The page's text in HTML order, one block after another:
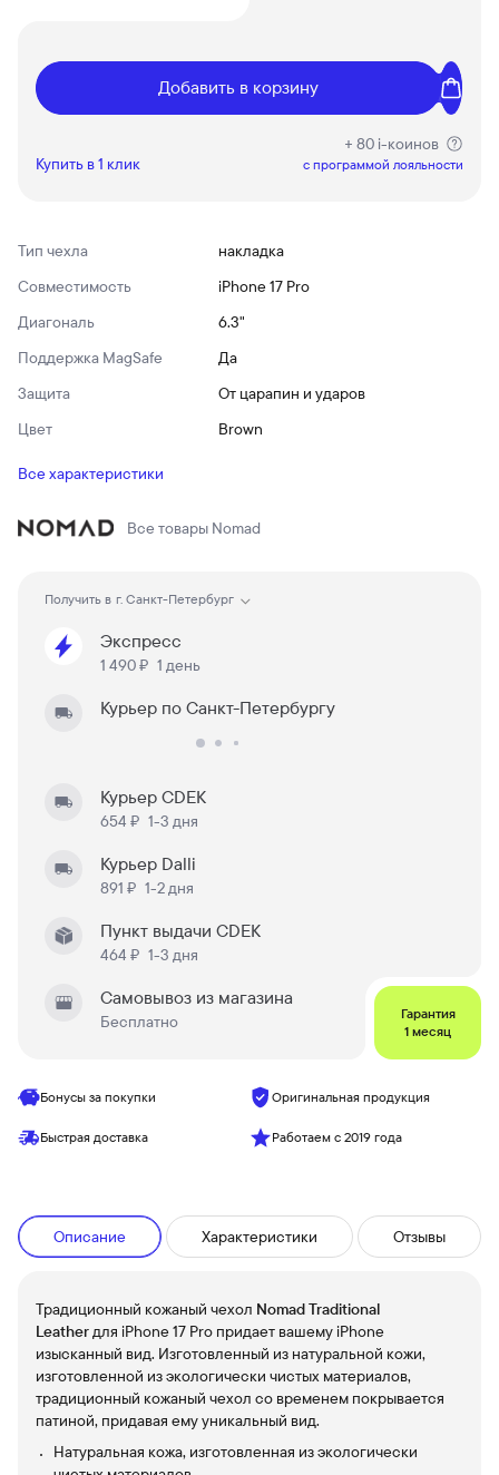
Добавить в корзину
Купить в 1 клик
+ 80 i-коинов
c программой лояльности
Тип чехла
накладка
Совместимость
iPhone 17 Pro
Диагональ
6.3"
Поддержка MagSafe
Да
Защита
От царапин и ударов
Цвет
Brown
Все характеристики
Все товары Nomad
Получить в г. Санкт-Петербург
Экспресс
1 490 ₽ 1 день
Курьер по Санкт-Петербургу
Курьер CDEK
654 ₽ 1-3 дня
Курьер Dalli
891 ₽ 1-2 дня
Пункт выдачи CDEK
464 ₽ 1-3 дня
Самовывоз из магазина
Бесплатно
Гарантия
1 месяц
Бонусы за покупки Оригинальная продукция
Быстрая доставка Работаем с 2019 года
Описание Характеристики Отзывы
Традиционный кожаный чехол Nomad Traditional
Leatherдля iPhone 17 Pro придает вашему iPhone
изысканный вид. Изготовленный из натуральной кожи,
изготовленной из экологически чистых материалов,
традиционный кожаный чехол со временем покрывается
патиной, придавая ему уникальный вид.
Натуральная кожа, изготовленная из экологически